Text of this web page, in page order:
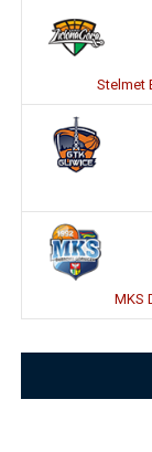
Stelmet
MKS